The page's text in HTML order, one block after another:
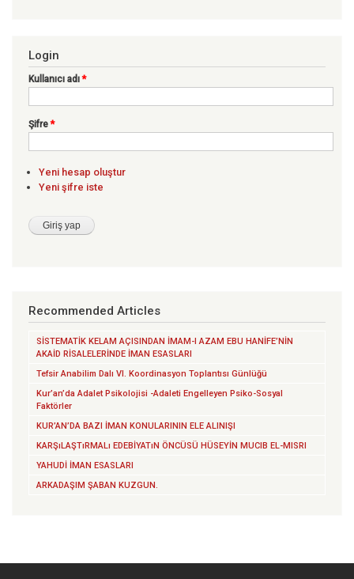
Login
Kullanıcı adı*
Şifre*
Yeni hesap oluştur
Yeni şifre iste
Recommended Articles
SİSTEMATİK KELAM AÇISINDAN İMAM-I AZAM EBU HANİFE’NİN
AKAİD RİSALELERİNDE İMAN ESASLARI
Tefsir Anabilim Dalı VI. Koordinasyon Toplantısı Günlüğü
Kur’an’da Adalet Psikolojisi -Adaleti Engelleyen Psiko-Sosyal
Faktörler
KUR’AN’DA BAZI İMAN KONULARININ ELE ALINIŞI
KARŞıLAŞTıRMALı EDEBİYATıN ÖNCÜSÜ HÜSEYİN MUCIB EL-MISRI
YAHUDİ İMAN ESASLARI
ARKADAŞIM ŞABAN KUZGUN.